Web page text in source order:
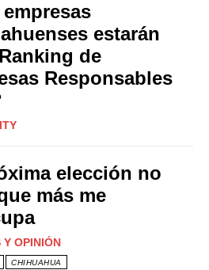
estarán
de
Responsables
elección no
más me
OPINIÓN
CHIHUAHUA